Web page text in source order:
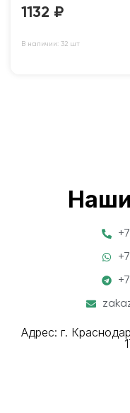
1132 ₽
В наличии: 32 шт
Адрес: г.